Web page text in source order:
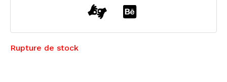
Rupture de stock